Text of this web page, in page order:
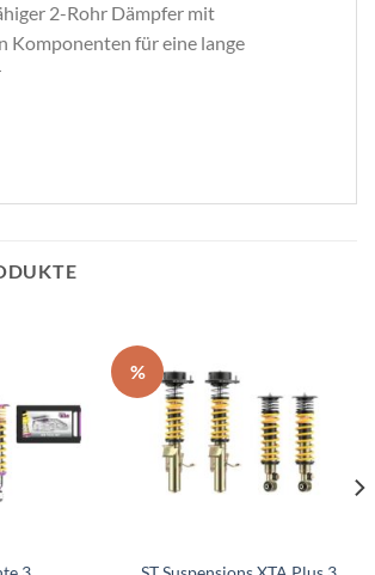
2-Rohr Dämpfer mit
Komponenten für eine lange
%